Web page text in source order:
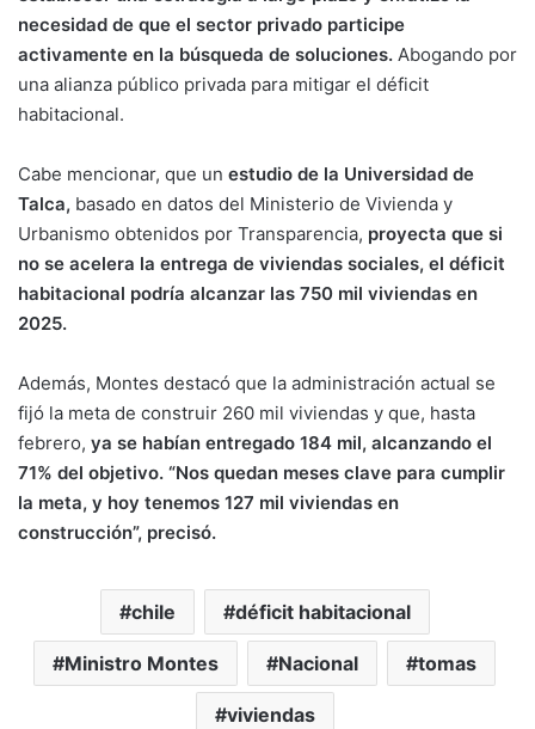
necesidad de que el sector privado participe
activamente en la búsqueda de soluciones. Abogando por
una alianza público privada para mitigar el déficit
habitacional.
Cabe mencionar, que un estudio de la Universidad de
Talca, basado en datos del Ministerio de Vivienda y
Urbanismo obtenidos por Transparencia, proyecta que si
no se acelera la entrega de viviendas sociales, el déficit
habitacional podría alcanzar las 750 mil viviendas en
2025.
Además, Montes destacó que la administración actual se
fijó la meta de construir 260 mil viviendas y que, hasta
febrero, ya se habían entregado 184 mil, alcanzando el
71% del objetivo. “Nos quedan meses clave para cumplir
la meta, y hoy tenemos 127 mil viviendas en
construcción”, precisó.
chile déficit habitacional
Ministro Montes Nacional tomas
viviendas